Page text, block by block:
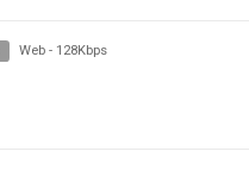
Web - 128Kbps